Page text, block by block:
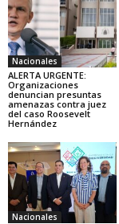
Nacionales
ALERTA URGENTE:
Organizaciones
denuncian presuntas
amenazas contra juez
del caso Roosevelt
Hernández
Nacionales